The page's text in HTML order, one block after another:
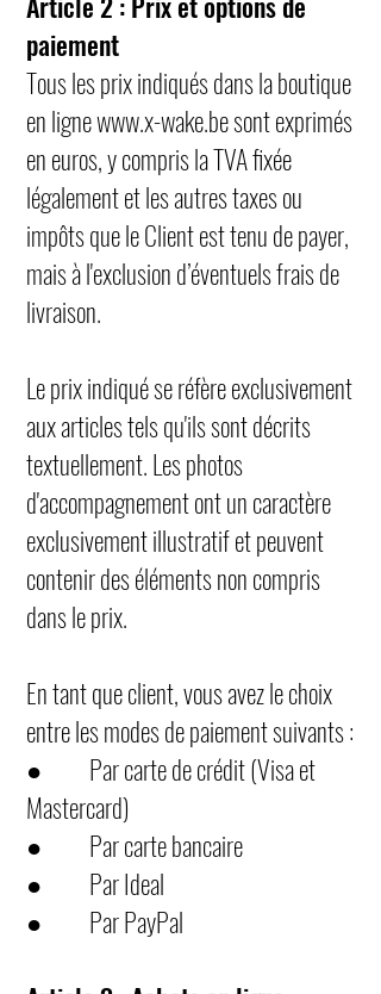
paiement
Tous les prix indiqués dans la boutique
en lignewww.x-wake.besont exprimés
en euros, y compris la TVA fixée
légalement et les autres taxes ou
impôts que le Client est tenu de payer,
mais à l'exclusion d’éventuels frais de
livraison.
Le prix indiqué se réfère exclusivement
aux articles tels qu'ils sont décrits
textuellement. Les photos
d'accompagnement ont un caractère
exclusivement illustratif et peuvent
contenir des éléments non compris
dans le prix.
En tant que client, vous avez le choix
entre les modes de paiement suivants :
● Par carte de crédit (Visa et
Mastercard)
● Par carte bancaire
● Par Ideal
● Par PayPal